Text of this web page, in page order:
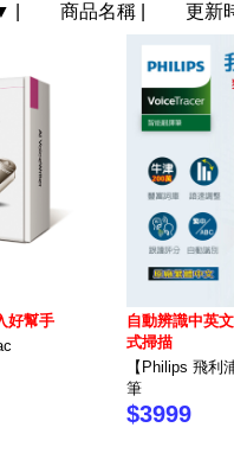
商品名稱 更新
好幫手
自動辨識中英
式掃描
【Philips 飛利
筆
$3999